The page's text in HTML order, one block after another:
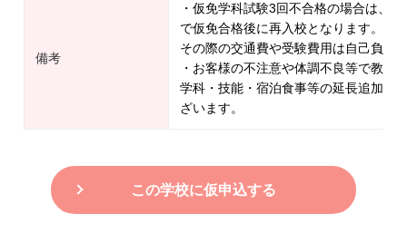
備考
・仮免学科試験3回不合格の場合は、
で仮免合格後に再入校となります。
その際の交通費や受験費用は自己負担
・お客様の不注意や体調不良等で教習
学科・技能・宿泊食事等の延長追加料
ざいます。
この学校に仮申込する